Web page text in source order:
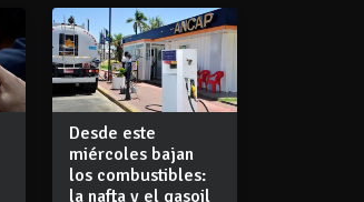
Desde este
miércoles bajan
los combustibles:
la nafta y el gasoil